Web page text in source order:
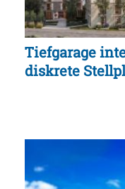
Tiefgarage
diskrete